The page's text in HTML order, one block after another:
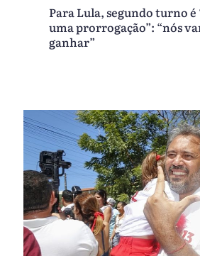
Para Lula, segundo turno é
uma prorrogação”: “nós
ganhar”